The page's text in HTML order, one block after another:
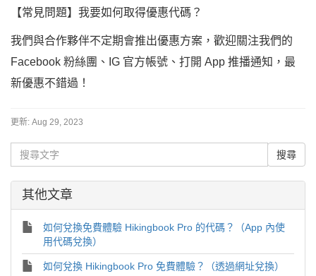
【常見問題】我要如何取得優惠代碼？
我們與合作夥伴不定期會推出優惠方案，歡迎關注我們的
Facebook 粉絲團、IG 官方帳號、打開 App 推播通知，最
新優惠不錯過！
更新: Aug 29, 2023
其他文章
如何兌換免費體驗 Hikingbook Pro 的代碼？（App 內使
用代碼兌換）
如何兌換 Hikingbook Pro 免費體驗？（透過網址兌換）